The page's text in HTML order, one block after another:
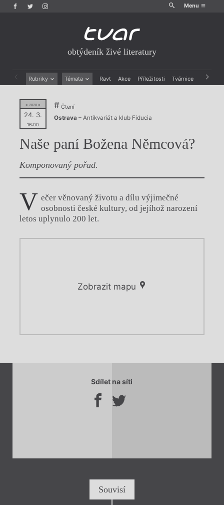
Menu
obtýdeník živé literatury
Rubriky Témata Ravt Akce Příležitosti Tvárnice Archiv
Drobná publicistika
Esejistika
Recenze a reflexe
Rozhovory
Právě vychází
Mauzoleum
Divadlo
Dokument
= 2020 =
24. 3.
16:00
Čtení
Ostrava – Antikvariát a klub Fiducia
Naše paní Božena Němcová?
Komponovaný pořad.
V ečer věnovaný životu a dílu výjimečné
osobnosti české kultury, od jejíhož narození
letos uplynulo 200 let.
Zobrazit mapu
Načítá se.
Chviličku.
Načítá se.
Sdílet na síti
Souvisí